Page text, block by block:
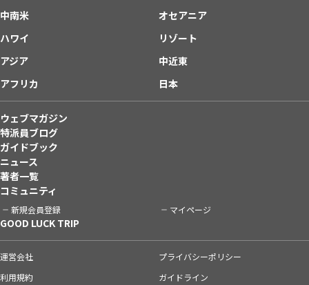
中南米
オセアニア
ハワイ
リゾート
アジア
中近東
アフリカ
日本
ウェブマガジン
特派員ブログ
ガイドブック
ニュース
著者一覧
コミュニティ
新規会員登録 マイページ
GOOD LUCK TRIP
運営会社
プライバシーポリシー
利用規約
ガイドライン